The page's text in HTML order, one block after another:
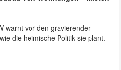
warnt vor den gravierenden
die heimische Politik sie plant.